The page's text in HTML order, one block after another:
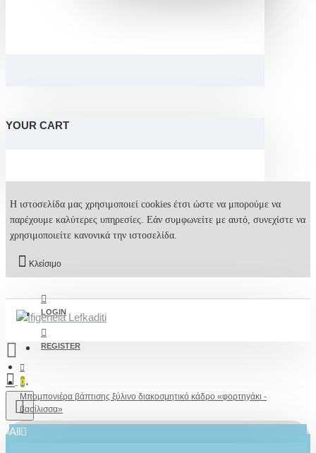
YOUR CART
Η ιστοσελίδα μας χρησιμοποιεί cookies έτσι ώστε να μπορούμε να
παρέχουμε καλύτερες υπηρεσίες. Εάν συμφωνείτε με αυτό, συνεχίστε να
χρησιμοποιείτε κανονικά την ιστοσελίδα.
Κλείσιμο
LOGIN
REGISTER
0
All
Μπομπονιέρα βάπτισης ξύλινο διακοσμητικό κάδρο «φορτηγάκι -
βασίλισσα»